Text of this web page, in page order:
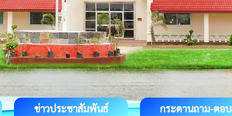
ข่าวประชาสัมพันธ์ กระดานถาม-ตอบ